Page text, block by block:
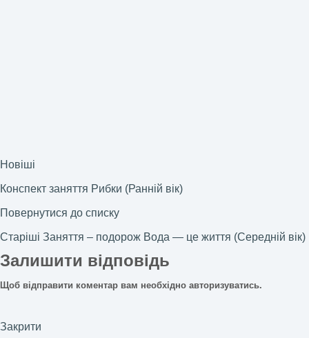
Новіші
Конспект заняття Рибки (Ранній вік)
Повернутися до списку
Старіші Заняття – подорож Вода — це життя (Середній вік)
Залишити відповідь
Щоб відправити коментар вам необхідно авторизуватись.
Закрити